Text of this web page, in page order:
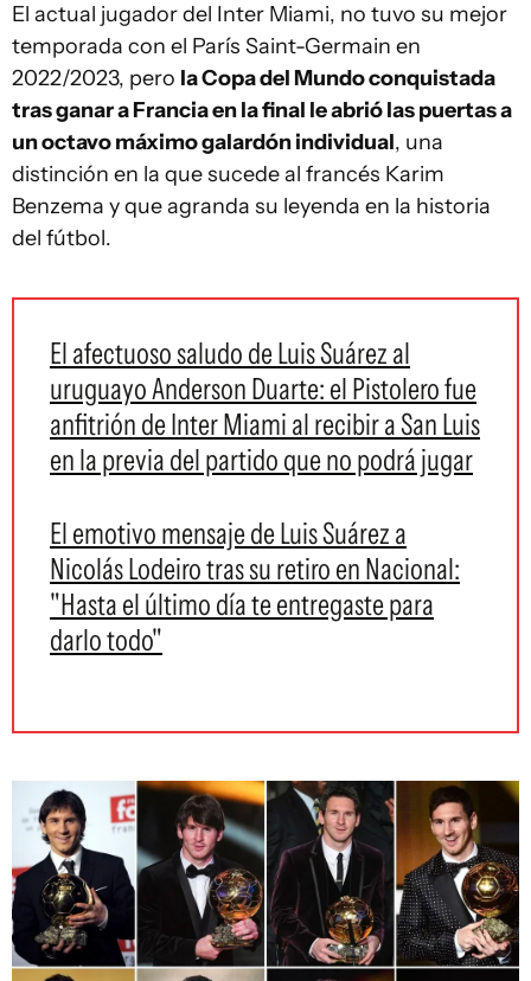
El actual jugador del Inter Miami, no tuvo su mejor
temporada con el París Saint-Germain en
2022/2023, pero la Copa del Mundo conquistada
tras ganar a Francia en la final le abrió las puertas a
un octavo máximo galardón individual, una
distinción en la que sucede al francés Karim
Benzema y que agranda su leyenda en la historia
del fútbol.
El afectuoso saludo de Luis Suárez al
uruguayo Anderson Duarte: el Pistolero fue
anfitrión de Inter Miami al recibir a San Luis
en la previa del partido que no podrá jugar
El emotivo mensaje de Luis Suárez a
Nicolás Lodeiro tras su retiro en Nacional:
"Hasta el último día te entregaste para
darlo todo"